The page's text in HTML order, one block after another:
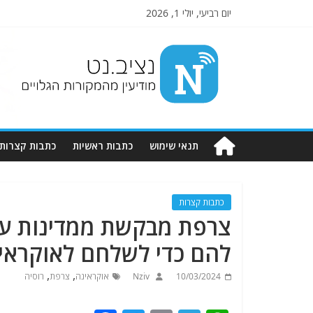
יום רביעי, יולי 1, 2026
Nziv.net
מודיעין
מהמקורות
תנאי שימוש כתבות ראשיות כתבות קצרות
כתבות קצרות
צרפת מבקשת ממדינות
להם כדי לשלחם
10/03/2024
Nziv אוקראינה, צרפת, רוסיה